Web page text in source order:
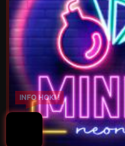
INFO HOKI !